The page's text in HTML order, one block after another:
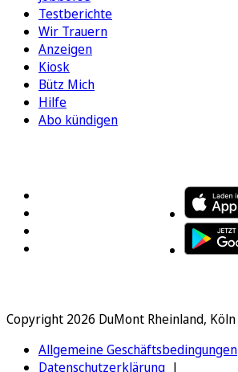
Testberichte
Wir Trauern
Anzeigen
Kiosk
Bütz Mich
Hilfe
Abo kündigen
Copyright 2026 DuMont Rheinland, Köln
Allgemeine Geschäftsbedingungen
Datenschutzerklärung